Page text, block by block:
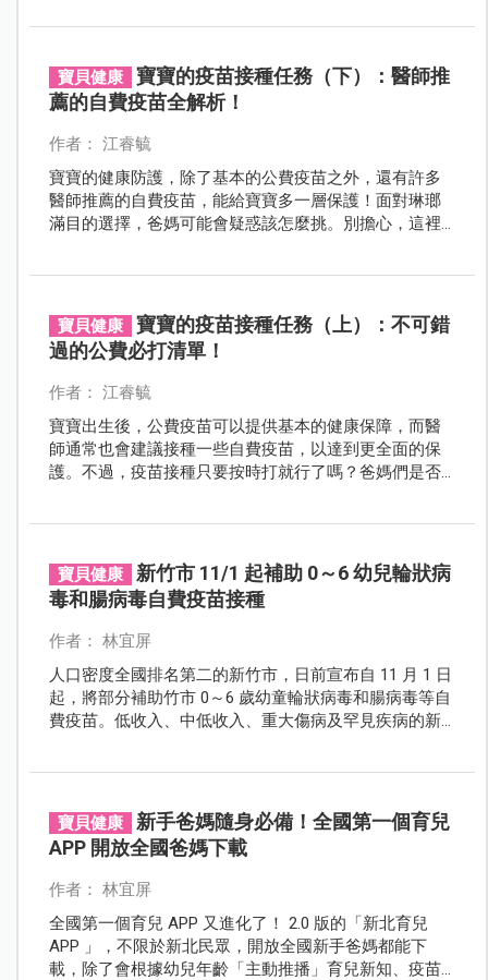
寶貝健康
寶寶的疫苗接種任務（下）：醫師推
薦的自費疫苗全解析！
作者： 江睿毓
寶寶的健康防護，除了基本的公費疫苗之外，還有許多
醫師推薦的自費疫苗，能給寶寶多一層保護！面對琳瑯
滿目的選擇，爸媽可能會疑惑該怎麼挑。別擔心，這裡
寶貝健康
寶寶的疫苗接種任務（上）：不可錯
過的公費必打清單！
作者： 江睿毓
寶寶出生後，公費疫苗可以提供基本的健康保障，而醫
師通常也會建議接種一些自費疫苗，以達到更全面的保
護。不過，疫苗接種只要按時打就行了嗎？爸媽們是否
寶貝健康
新竹市 11/1 起補助 0～6 幼兒輪狀病
毒和腸病毒自費疫苗接種
作者： 林宜屏
人口密度全國排名第二的新竹市，日前宣布自 11 月 1 日
起，將部分補助竹市 0～6 歲幼童輪狀病毒和腸病毒等自
費疫苗。低收入、中低收入、重大傷病及罕見疾病的新
寶貝健康
新手爸媽隨身必備！全國第一個育兒
APP 開放全國爸媽下載
作者： 林宜屏
全國第一個育兒 APP 又進化了！ 2.0 版的「新北育兒
APP 」，不限於新北民眾，開放全國新手爸媽都能下
載，除了會根據幼兒年齡「主動推播」育兒新知、疫苗